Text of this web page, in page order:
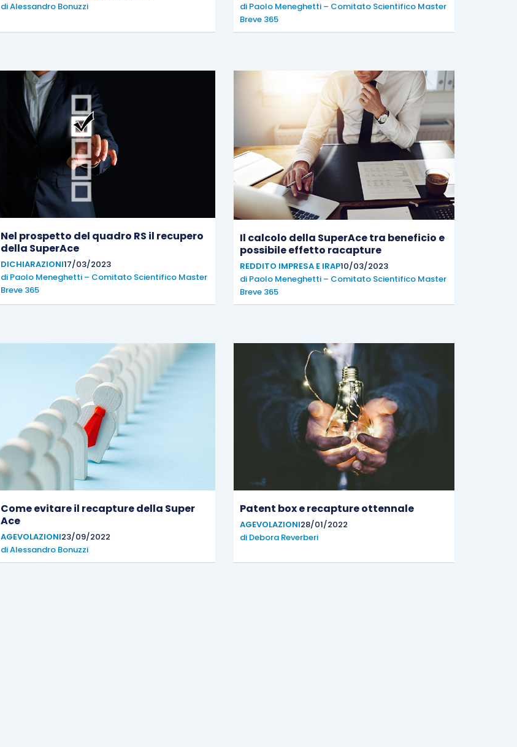
diAlessandro Bonuzzi
di Paolo Meneghetti – Comitato Scientifico Master
Breve 365
Nel prospetto del quadro RS il recupero
della SuperAce
DICHIARAZIONI17/03/2023
di Paolo Meneghetti – Comitato Scientifico Master
Breve 365
Il calcolo della SuperAce tra beneficio e
possibile effetto racapture
REDDITO IMPRESA E IRAP10/03/2023
di Paolo Meneghetti – Comitato Scientifico Master
Breve 365
Come evitare il recapture della Super
Ace
AGEVOLAZIONI23/09/2022
diAlessandro Bonuzzi
Patent box e recapture ottennale
AGEVOLAZIONI28/01/2022
di Debora Reverberi